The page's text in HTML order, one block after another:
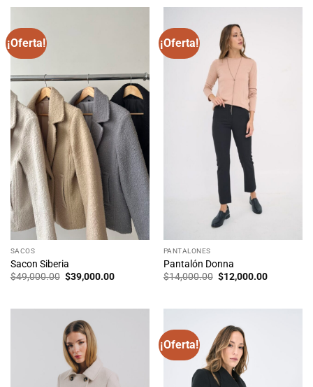
¡Oferta!
SACOS
Sacon Siberia
$49,000.00 El
precio
$49,000.00.
$39,000.00El
$39,000.00.
¡Oferta!
PANTALONES
Pantalón Donna
$14,000.00 El
precio
$14,000.00.
$12,000.00El
¡Oferta!